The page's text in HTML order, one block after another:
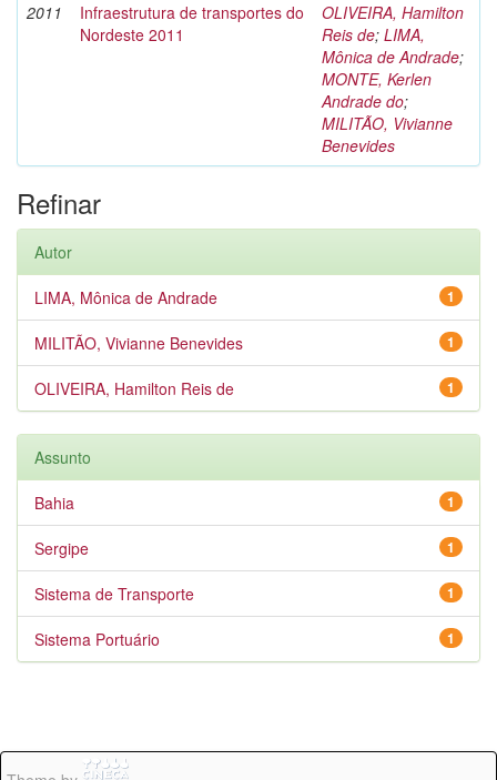
2011
Infraestrutura de transportes do
Nordeste 2011
OLIVEIRA, Hamilton
Reis de; LIMA,
Mônica de Andrade;
MONTE, Kerlen
Andrade do;
MILITÃO, Vivianne
Benevides
Refinar
Autor
1
LIMA, Mônica de Andrade
1
MILITÃO, Vivianne Benevides
1
OLIVEIRA, Hamilton Reis de
Assunto
1
Bahia
1
Sergipe
1
Sistema de Transporte
1
Sistema Portuário